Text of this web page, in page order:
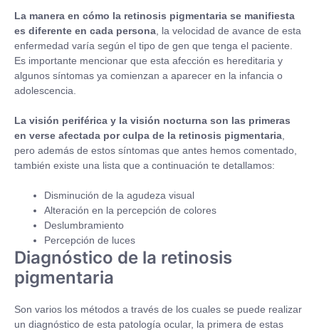
La manera en cómo la retinosis pigmentaria se manifiesta
es diferente en cada persona , la velocidad de avance de esta
enfermedad varía según el tipo de gen que tenga el paciente.
Es importante mencionar que esta afección es hereditaria y
algunos síntomas ya comienzan a aparecer en la infancia o
adolescencia.
La visión periférica y la visión nocturna son las primeras
en verse afectada por culpa de la retinosis pigmentaria
pero además de estos síntomas que antes hemos comentado,
también existe una lista que a continuación te detallamos:
Disminución de la agudeza visual
Alteración en la percepción de colores
Deslumbramiento
Percepción de luces
Diagnóstico de la retinosis
pigmentaria
Son varios los métodos a través de los cuales se puede realizar
un diagnóstico de esta patología ocular, la primera de estas